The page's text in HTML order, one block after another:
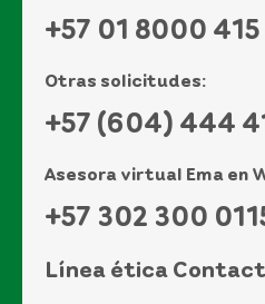
+57 01 8000 415
Otras solicitudes:
+57 (604) 444
Asesora virtual Ema en
+57 302 300
Línea ética